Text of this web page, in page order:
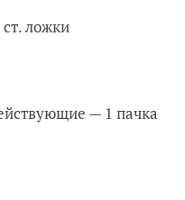
ложки
— 1 пачка